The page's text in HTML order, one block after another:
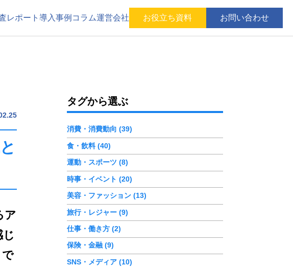
レポート導入事例 コラム運営会社 お役立ち資料 お問い合わせ
ア
タグから選ぶ
消費・消費動向 (39)
食・飲料 (40)
運動・スポーツ (8)
時事・イベント (20)
美容・ファッション (13)
旅行・レジャー (9)
仕事・働き方 (2)
保険・金融 (9)
SNS・メディア (10)